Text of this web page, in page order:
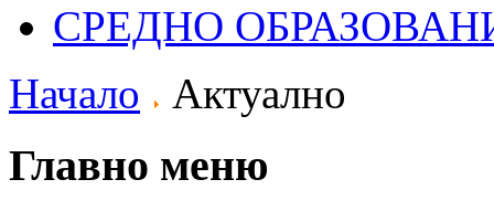
СРЕДНО
Начало
Актуално
Главно меню